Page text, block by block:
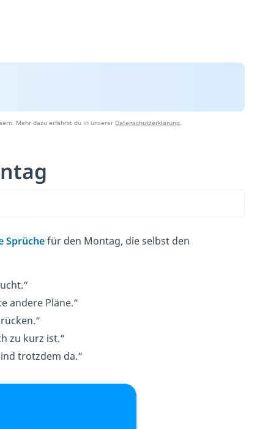
Mehr dazu erfährst du in unserer Datenschutzerklärung.
Sprüchefür den Montag, die selbst den
andere Pläne.“
zu kurz ist.“
trotzdem da.“